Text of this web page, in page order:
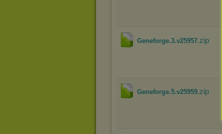
Geneforge.3.v25957.zip
Geneforge.5.v25959.zip